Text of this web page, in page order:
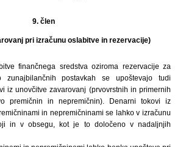
9. člen
pri izračunu oslabitve in rezervacije)
finančnega sredstva oziroma rezervacije za
zunajbilančnih postavkah se upoštevajo tudi
iz unovčitve zavarovanj (prvovrstnih in primernih
premičnin in nepremičnin). Denarni tokovi iz
in nepremičninami se lahko v izračunu
in v obsegu, kot je to določeno v nadaljnjih